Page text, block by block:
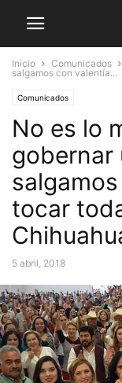
Inicio Comunicados
salgamos con valentía...
Comunicados
No es lo
gobernar
tocar
5 abril, 2018